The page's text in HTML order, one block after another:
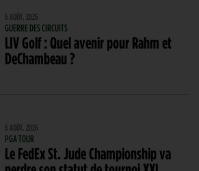
6 AOÛT. 2026
GUERRE DES CIRCUITS
LIV Golf : Quel avenir pour Rahm et
DeChambeau ?
6 AOÛT. 2026
PGA TOUR
Le FedEx St. Jude Championship va